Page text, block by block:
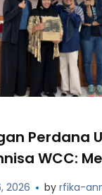
Perdana
WCC:
2026 by rfika-